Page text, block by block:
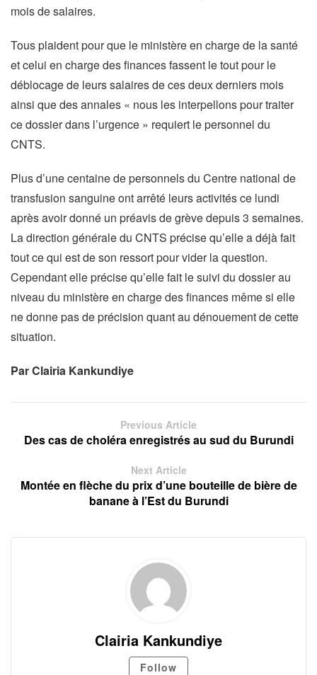
mois de salaires.
Tous plaident pour que le ministère en charge de la santé
et celui en charge des finances fassent le tout pour le
déblocage de leurs salaires de ces deux derniers mois
ainsi que des annales « nous les interpellons pour traiter
ce dossier dans l’urgence » requiert le personnel du
CNTS.
Plus d’une centaine de personnels du Centre national de
transfusion sanguine ont arrêté leurs activités ce lundi
après avoir donné un préavis de grève depuis 3 semaines.
La direction générale du CNTS précise qu’elle a déjà fait
tout ce qui est de son ressort pour vider la question.
Cependant elle précise qu’elle fait le suivi du dossier au
niveau du ministère en charge des finances même si elle
ne donne pas de précision quant au dénouement de cette
situation.
Par Clairia Kankundiye
Previous Article
Des cas de choléra enregistrés au sud du Burundi
Next Article
Montée en flèche du prix d’une bouteille de bière de
banane à l’Est du Burundi
Clairia Kankundiye
Follow